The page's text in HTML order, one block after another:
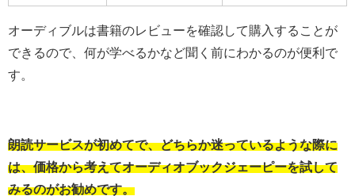
オーディブルは書籍のレビューを確認して購入することが
できるので、何が学べるかなど聞く前にわかるのが便利で
す。
朗読サービスが初めてで、どちらか迷っているような際に
は、価格から考えてオーディオブックジェーピーを試して
みるのがお勧めです。